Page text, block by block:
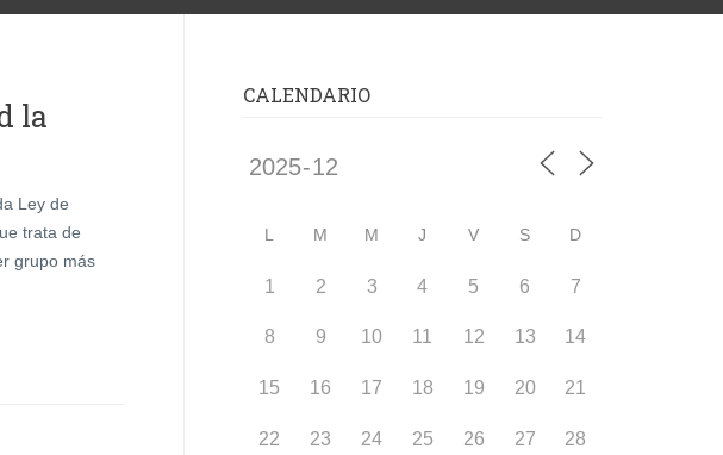
la
Ley de
trata de
grupo más
CALENDARIO
L M M J V S D
1 2 3 4 5 6 7
8 9 10 11 12 13 14
15 16 17 18 19 20 21
22 23 24 25 26 27 28